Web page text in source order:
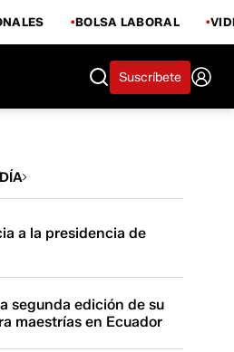
BOLSA LABORAL
Suscríbete
a la presidencia de
segunda edición de su
maestrías en Ecuador